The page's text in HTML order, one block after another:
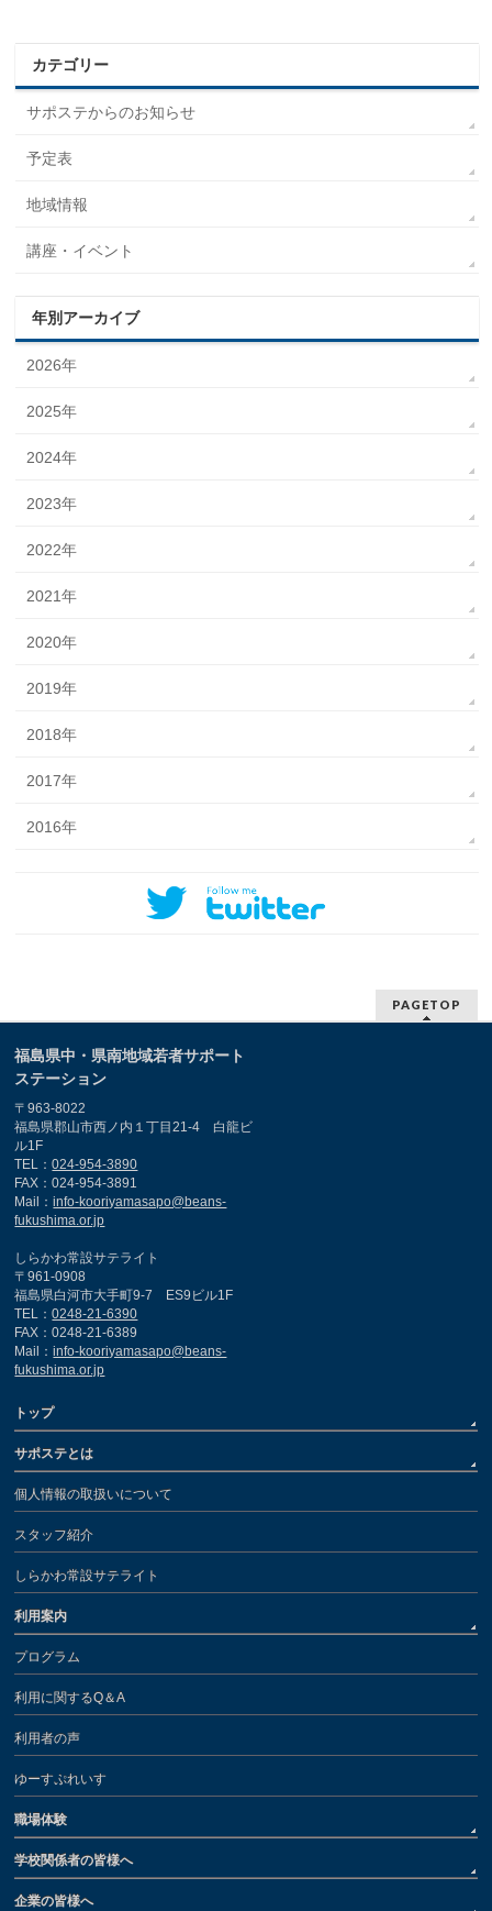
カテゴリー
サポステからのお知らせ
予定表
地域情報
講座・イベント
年別アーカイブ
2026年
2025年
2024年
2023年
2022年
2021年
2020年
2019年
2018年
2017年
2016年
PAGETOP
福島県中・県南地域若者サポート
ステーション
〒963-8022
福島県郡山市西ノ内１丁目21-4 白龍ビ
ル1F
TEL：024-954-3890
FAX：024-954-3891
Mail：info-kooriyamasapo@beans-
fukushima.or.jp
しらかわ常設サテライト
〒961-0908
福島県白河市大手町9-7 ES9ビル1F
TEL：0248-21-6390
FAX：0248-21-6389
Mail：info-kooriyamasapo@beans-
fukushima.or.jp
トップ
サポステとは
個人情報の取扱いについて
スタッフ紹介
しらかわ常設サテライト
利用案内
プログラム
利用に関するQ＆A
利用者の声
ゆーすぷれいす
職場体験
学校関係者の皆様へ
企業の皆様へ